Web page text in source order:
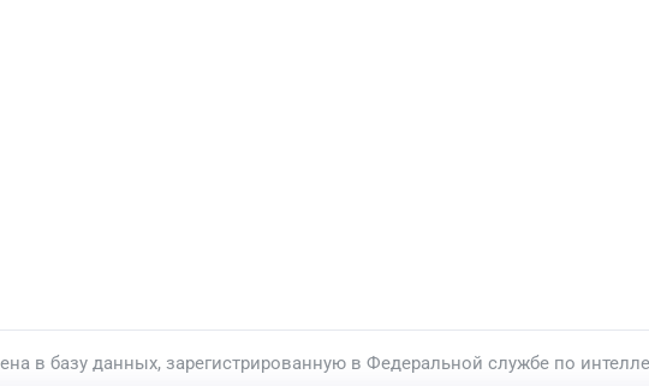
в базу данных, зарегистрированную в Федеральной службе по